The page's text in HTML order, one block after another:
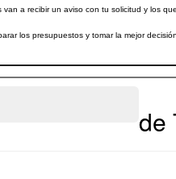
a recibir un aviso con tu solicitud y los
los presupuestos y tomar la mejor decisión.
de